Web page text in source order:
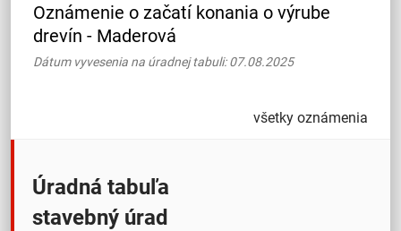
Oznámenie o začatí konania o výrube
drevín - Maderová
Dátum vyvesenia na úradnej tabuli: 07.08.2025
všetky oznámenia
Úradná tabuľa
stavebný úrad